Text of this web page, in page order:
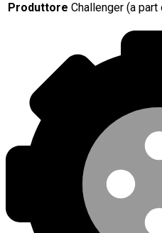
Produttore Challenger (a part